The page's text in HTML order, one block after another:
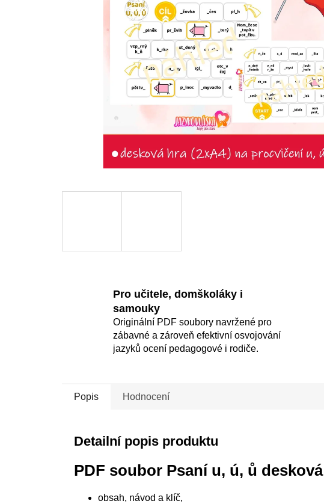
Pro učitele, domškoláky i
samouky
Originální PDF soubory navržené pro
zábavné a zároveň efektivní osvojování
jazyků ocení pedagogové i rodiče.
Popis Hodnocení
Detailní popis produktu
PDF soubor Psaní u, ú, ů
obsah, návod a klíč,